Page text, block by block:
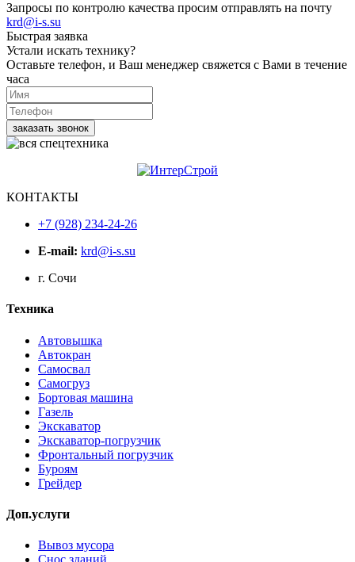
Запросы по контролю качества просим отправлять на почту
krd@i-s.su
Быстрая заявка
Устали искать технику?
Оставьте телефон, и Ваш менеджер свяжется с Вами в течение
часа
КОНТАКТЫ
+7 (928) 234-24-26
E-mail: krd@i-s.su
г. Сочи
Техника
Автовышка
Автокран
Самосвал
Самогруз
Бортовая машина
Газель
Экскаватор
Экскаватор-погрузчик
Фронтальный погрузчик
Буроям
Грейдер
Доп.услуги
Вывоз мусора
Снос зданий